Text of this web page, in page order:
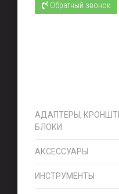
Обратный звонок
АДАПТЕРЫ,
БЛОКИ
АКСЕССУАРЫ
ИНСТРУМЕНТЫ